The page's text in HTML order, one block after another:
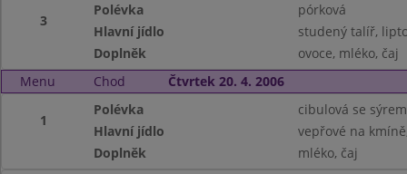
3
Polévka
pórková
Hlavní jídlo
studený talíř,
Doplněk
ovoce, mléko, čaj
Menu
Chod Čtvrtek 20. 4. 2006
1
Polévka
cibulová se sýrem
Hlavní jídlo
vepřové na
Doplněk
mléko, čaj